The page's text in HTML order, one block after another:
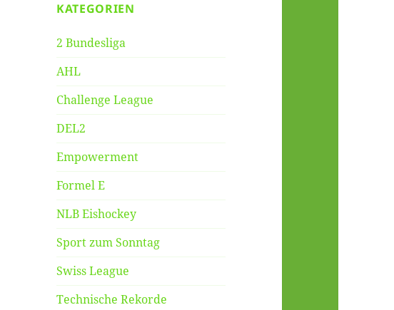
KATEGORIEN
2 Bundesliga
AHL
Challenge League
DEL2
Empowerment
Formel E
NLB Eishockey
Sport zum Sonntag
Swiss League
Technische Rekorde